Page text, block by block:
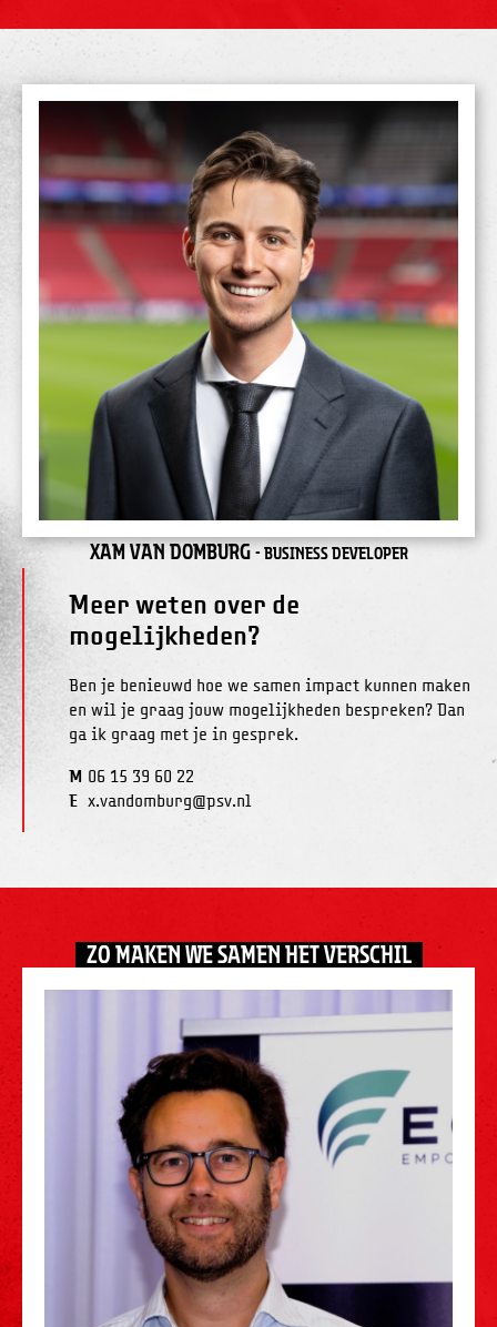
Xam van Domburg - Business developer
Meer weten over de
mogelijkheden?
Ben je benieuwd hoe we samen impact kunnen maken
en wil je graag jouw mogelijkheden bespreken? Dan
ga ik graag met je in gesprek.
M 06 15 39 60 22
E x.vandomburg@psv.nl
ZO MAKEN WE SAMEN HET VERSCHIL